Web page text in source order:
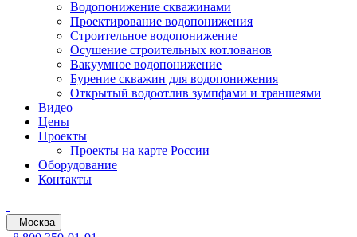
Водопонижение скважинами
Проектирование водопонижения
Строительное водопонижение
Осушение строительных котлованов
Вакуумное водопонижение
Бурение скважин для водопонижения
Открытый водоотлив зумпфами и траншеями
Видео
Цены
Проекты
Проекты на карте России
Оборудование
Контакты
Москва